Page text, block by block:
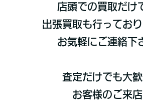
店頭での買取だけ
出張買取も行ってお
お気軽にご連絡下
査定だけでも大
お客様のご来